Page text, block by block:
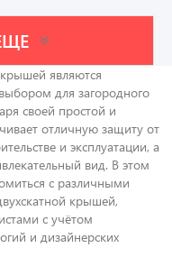
являются
для загородного
своей простой и
отличную защиту от
и эксплуатации, а
вид. В этом
с различными
крышей,
с учётом
и дизайнерских